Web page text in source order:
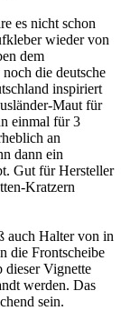
es nicht schon
wieder von
dem
die deutsche
inspiriert
Maut für
einmal für 3
an
dann ein
Gut für Hersteller
Kratzern
auch Halter von in
die Frontscheibe
dieser Vignette
werden. Das
sein.